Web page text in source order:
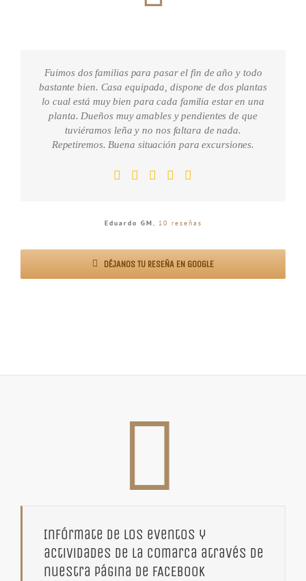
Fuimos dos familias para pasar el fin de año y todo
bastante bien. Casa equipada, dispone de dos plantas
lo cual está muy bien para cada familia estar en una
planta. Dueños muy amables y pendientes de que
tuviéramos leña y no nos faltara de nada.
Repetiremos. Buena situación para excursiones.
Eduardo GM, 10 reseñas
DÉJANOS TU RESEÑA EN GOOGLE
Infórmate de los eventos y
actividades de la comarca através de
nuestra página de FACEBOOK